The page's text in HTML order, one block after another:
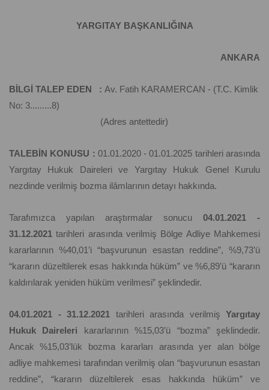
YARGITAY BAŞKANLIĞINA
ANKARA
BİLGİ TALEP EDEN : Av. Fatih KARAMERCAN - (T.C. Kimlik
No: 3.........8)
(Adres antettedir)
TALEBİN KONUSU : 01.01.2020 - 01.01.2025 tarihleri arasında
Yargıtay Hukuk Daireleri ve Yargıtay Hukuk Genel Kurulu
nezdinde verilmiş bozma ilâmlarının detayı hakkında.
Tarafımızca yapılan araştırmalar sonucu 04.01.2021 -
31.12.2021tarihleri arasında verilmiş Bölge Adliye Mahkemesi
kararlarının %40,01’i “başvurunun esastan reddine”, %9,73’ü
“kararın düzeltilerek esas hakkında hüküm” ve %6,89’ü “kararın
kaldırılarak yeniden hüküm verilmesi” şeklindedir.
04.01.2021 - 31.12.2021 tarihleri arasında verilmiş Yargıtay
Hukuk Daireleri kararlarının %15,03’ü “bozma” şeklindedir.
Ancak %15,03’lük bozma kararları arasında yer alan bölge
adliye mahkemesi tarafından verilmiş olan “başvurunun esastan
reddine”, “kararın düzeltilerek esas hakkında hüküm” ve